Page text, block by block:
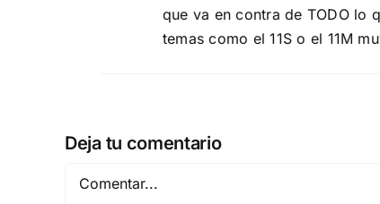
que va en contra de TODO lo
temas como el 11S o el 11M
Deja tu comentario